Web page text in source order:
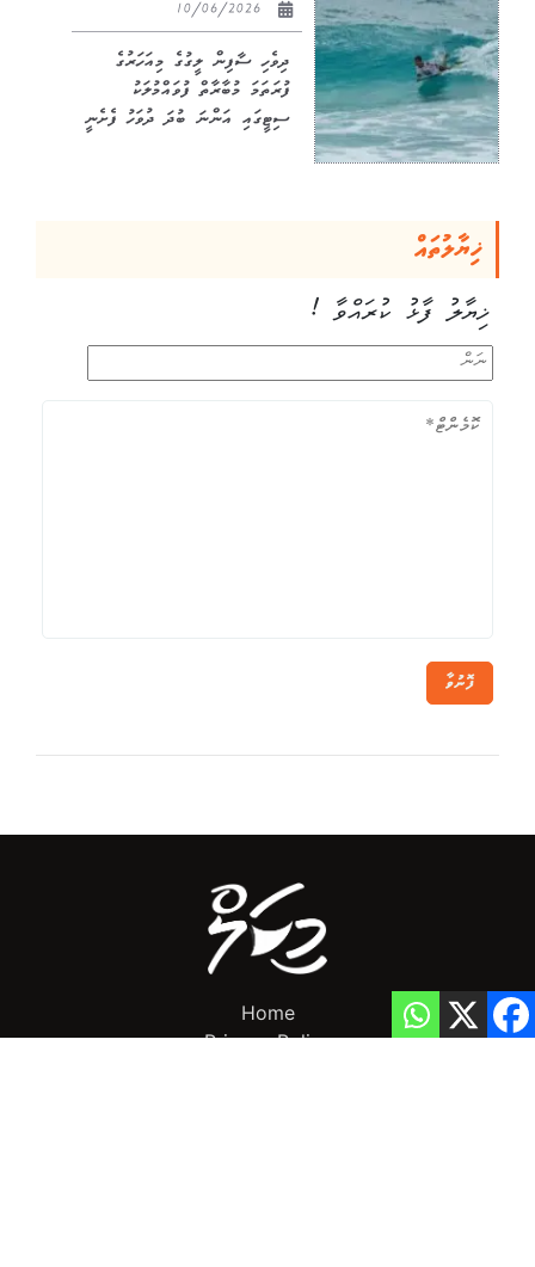
ދިވެހި ސާފިން ލީގުގެ މިއަހަރުގެ
ފުރަތަމަ މުބާރާތް ފުވައްމުލަކު
ސިޓީގައި އަންނަ ބުދަ ދުވަހު ފެށެނީ
ޚިޔާލުތައް
ޚިޔާލު ފާޅު ކުރައްވާ !
ފޮނުވާ
Home
Privacy Policy